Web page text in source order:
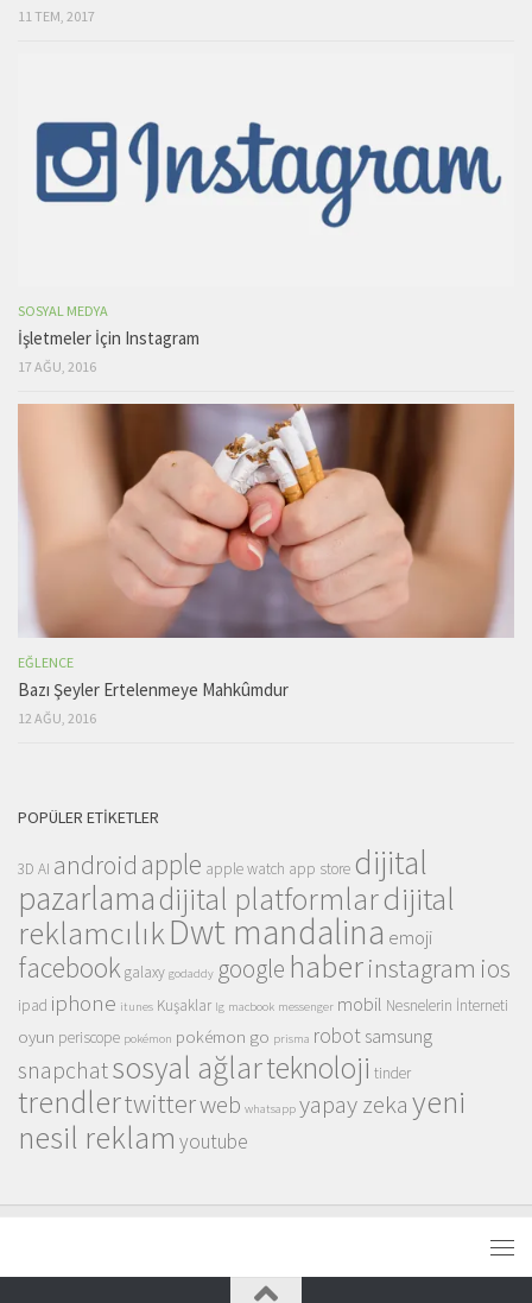
11 TEM, 2017
SOSYAL MEDYA
İşletmeler İçin Instagram
17 AĞU, 2016
EĞLENCE
Bazı Şeyler Ertelenmeye Mahkûmdur
12 AĞU, 2016
POPÜLER ETIKETLER
3D AI android apple apple watch app store dijital
pazarlamadijital platformlardijital
reklamcılıkDwt mandalina emoji
facebookgalaxy godaddy google haberinstagram ios
ipad iphone itunes Kuşaklar lg macbook messenger mobil Nesnelerin İnterneti
oyun periscope pokémon pokémon go prisma robot samsung
snapchatsosyal ağlarteknoloji tinder
trendlertwitterweb whatsapp yapay zekayeni
nesil reklam youtube